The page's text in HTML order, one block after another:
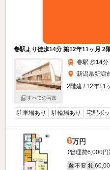
巻駅より徒歩14分 築12年11ヶ月 2
すべての写真
巻駅 歩14分
新潟県新潟
2階建 / 12年11
駐車場あり 駐輪場あり 宅配ボ
6万円
（管理費6,000円）
敷 不要 礼